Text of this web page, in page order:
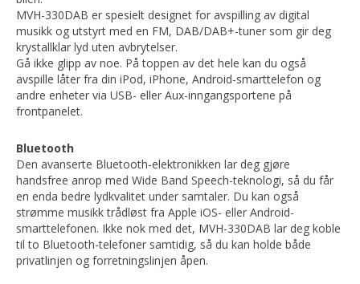
MVH-330DAB er spesielt designet for avspilling av digital
musikk og utstyrt med en FM, DAB/DAB+-tuner som gir deg
krystallklar lyd uten avbrytelser.
Gå ikke glipp av noe. På toppen av det hele kan du også
avspille låter fra din iPod, iPhone, Android-smarttelefon og
andre enheter via USB- eller Aux-inngangsportene på
frontpanelet.
Bluetooth
Den avanserte Bluetooth-elektronikken lar deg gjøre
handsfree anrop med Wide Band Speech-teknologi, så du får
en enda bedre lydkvalitet under samtaler. Du kan også
strømme musikk trådløst fra Apple iOS- eller Android-
smarttelefonen. Ikke nok med det, MVH-330DAB lar deg koble
til to Bluetooth-telefoner samtidig, så du kan holde både
privatlinjen og forretningslinjen åpen.